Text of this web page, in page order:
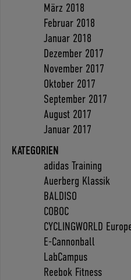
März 2018
Februar 2018
Januar 2018
Dezember 2017
November 2017
Oktober 2017
September 2017
August 2017
Januar 2017
KATEGORIEN
adidas Training
Auerberg Klassik
BALDISO
COBOC
CYCLINGWORLD
E-Cannonball
LabCampus
Reebok Fitness